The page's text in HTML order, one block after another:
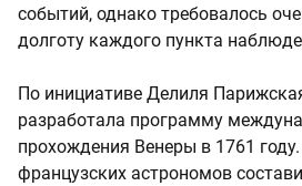
событий, однако требовалось
долготу каждого пункта
По инициативе Делиля
разработала программу
прохождения Венеры в 1761
французских астрономов